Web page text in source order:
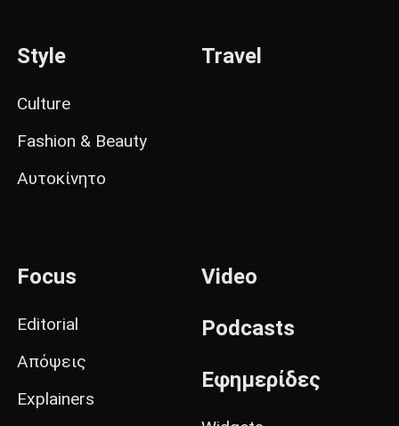
Style
Culture
Fashion & Beauty
Αυτοκίνητο
Travel
Focus
Editorial
Απόψεις
Explainers
Video
Podcasts
Εφημερίδες